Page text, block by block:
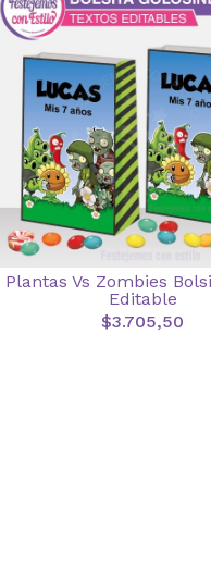
Plantas Vs Zombies
Editable
$3.705,50